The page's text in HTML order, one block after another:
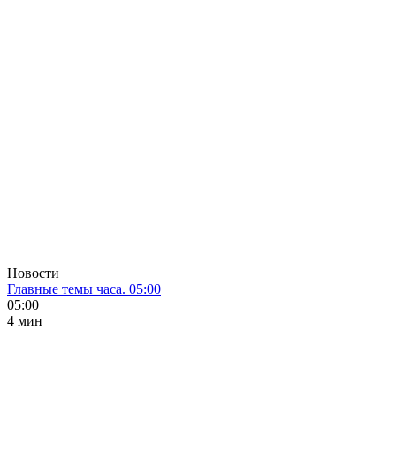
Новости
Главные темы часа. 05:00
05:00
4 мин